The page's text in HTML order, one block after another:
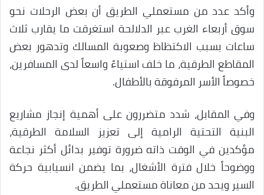
وأكد عدد من مستعملي الطريق أن بعض الرحلات نحو
سوق أربعاء الغرب عبر الدلالحة استغرقت ما يقارب ثلاث
ساعات بسبب الاكتظاظ وصعوبة المسالك وتدهور بعض
المقاطع الطرقية، ما خلف استياءً واسعاً لدى المسافرين،
خصوصاً الأسر المرفوقة بالأطفال.
وفي المقابل، شدد متضررون على أهمية إنجاز مشاريع
البنية التحتية الرامية إلى تعزيز السلامة الطرقية،
مؤكدين في الوقت ذاته ضرورة توفير بدائل أكثر نجاعة
ووضوحاً خلال فترة الأشغال، بما يضمن انسيابية حركة
السير ويحد من معاناة مستعملي الطريق.